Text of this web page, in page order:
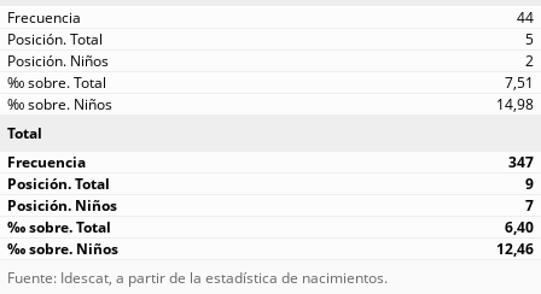
44
5
2
7,51
14,98
Total
347
9
7
6,40
12,46
Fuente: Idescat, a partir de la estadística de nacimientos.